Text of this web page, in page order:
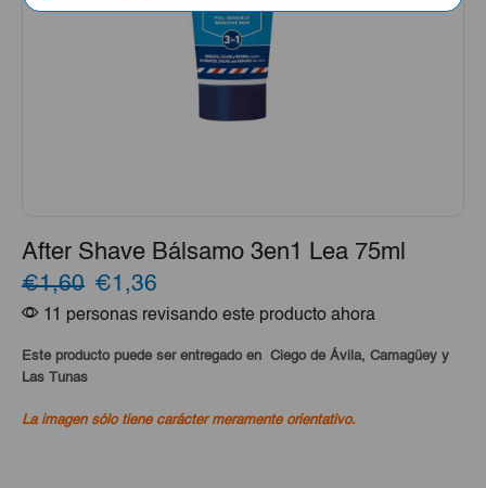
After Shave Bálsamo 3en1 Lea 75ml
€1,60 El
precio
original
€1,60.
€1,36
precio
actual
€1,36.
11 personas revisando este producto ahora
Este producto puede ser entregado en Ciego de Ávila, Camagüey y
Las Tunas
La imagen sólo tiene carácter meramente orientativo.